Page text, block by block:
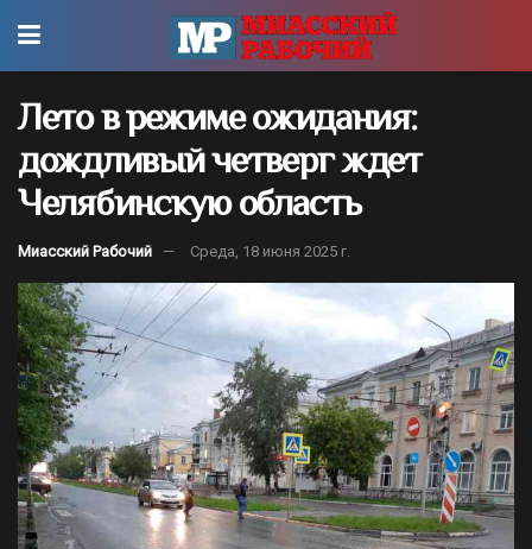
Лето в режиме ожидания:
дождливый четверг ждет
Челябинскую область
Миасский Рабочий Среда, 18 июня 2025 г.